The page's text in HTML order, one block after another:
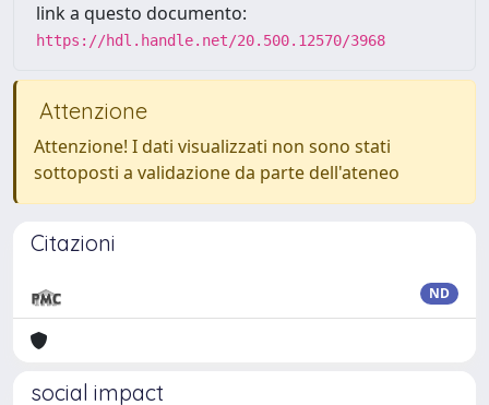
link a questo documento:
https://hdl.handle.net/20.500.12570/3968
Attenzione
Attenzione! I dati visualizzati non sono stati
sottoposti a validazione da parte dell'ateneo
Citazioni
ND
social impact